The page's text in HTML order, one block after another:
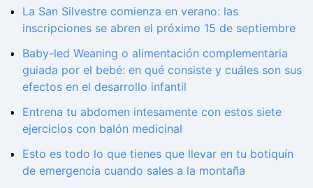
La San Silvestre comienza en verano: las
inscripciones se abren el próximo 15 de septiembre
Baby-led Weaning o alimentación complementaria
guiada por el bebé: en qué consiste y cuáles son sus
efectos en el desarrollo infantil
Entrena tu abdomen intesamente con estos siete
ejercicios con balón medicinal
Esto es todo lo que tienes que llevar en tu botiquín
de emergencia cuando sales a la montaña